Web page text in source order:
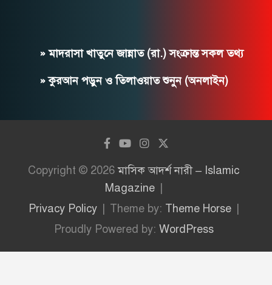
» মাদরাসা খাতুনে জান্নাত (রা.) সংক্রান্ত সকল তথ্য
» কুরআন পড়ুন ও তিলাওয়াত শুনুন (অনলাইন)
Copyright © 2026মাসিক আদর্শ নারী – Islamic
Magazine
Privacy Policy
Theme by: Theme Horse
Proudly Powered by: WordPress